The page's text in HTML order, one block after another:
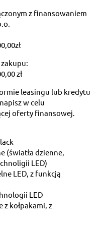
z finansowaniem
zł
leasingu lub kredytu
w celu
oferty finansowej.
(światła dzienne,
LED)
LED, z funkcją
LED
z kołpakami, z